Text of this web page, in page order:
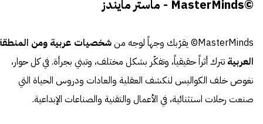
©MasterMinds - ماستر مايندز
MasterMinds© يقرّبك وجهاً لوجه من
شخصيات عربية ومن
العربية تترك أثراً حقيقياً، وتفكّر بشكل مختلف، وتبني بجرأة. في كل حوار،
نغوص خلف الكواليس لنكشف العقلية والعادات ودروس الحياة التي
صنعت رحلات استثنائية، في الأعمال والتقنية والصناعات الإبداعية.